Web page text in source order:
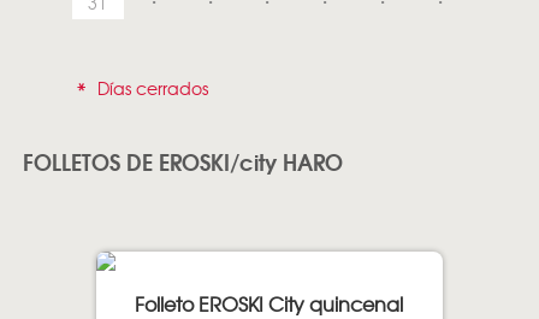
* Días cerrados
FOLLETOS DE EROSKI/city HARO
Folleto EROSKI City quincenal